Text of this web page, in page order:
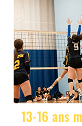
13-16 ans